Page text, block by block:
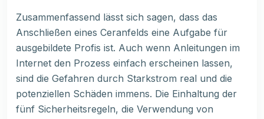
Zusammenfassend lässt sich sagen, dass das
Anschließen eines Ceranfelds eine Aufgabe für
ausgebildete Profis ist. Auch wenn Anleitungen im
Internet den Prozess einfach erscheinen lassen,
sind die Gefahren durch Starkstrom real und die
potenziellen Schäden immens. Die Einhaltung der
fünf Sicherheitsregeln, die Verwendung von